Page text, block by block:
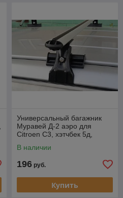
Универсальный багажник
Муравей Д-2 аэро для
Citroen С3, хэтчбек 5д,
В наличии
196 руб.
Купить